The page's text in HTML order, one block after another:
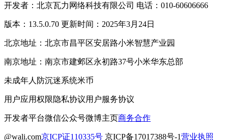
开发者：北京瓦力网络科技有限公司 电话：010-60606666
版本：13.5.0.70 更新时间：2025年3月24日
北京地址：北京市昌平区安居路小米智慧产业园
南京地址：南京市建邺区永初路37号小米华东总部
未成年人防沉迷系统米币
用户应用权限隐私协议用户服务协议
开发者平台微信公众号微博主页商务合作
@wali.com京ICP证110335号 京ICP备17017388号-1营业执照